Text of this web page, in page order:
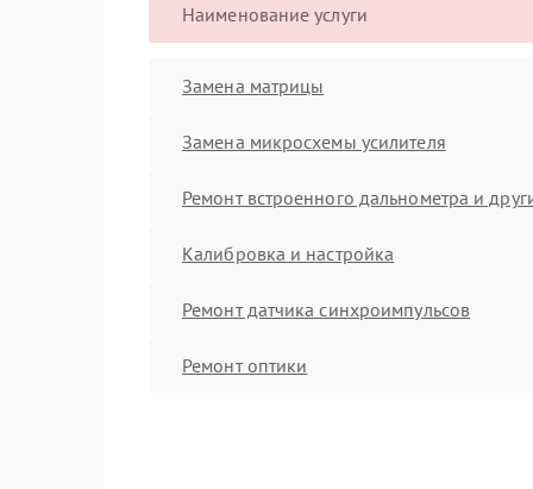
Наименование услуги
Замена матрицы
Замена микросхемы усилителя
Ремонт встроенного дальнометра и
Калибровка и настройка
Ремонт датчика синхроимпульсов
Ремонт оптики